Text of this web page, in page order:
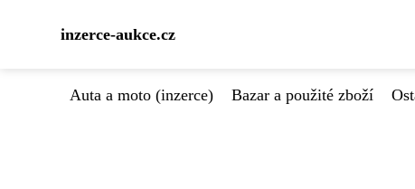
inzerce-aukce.cz
Auta a moto (inzerce) Bazar a použité zboží